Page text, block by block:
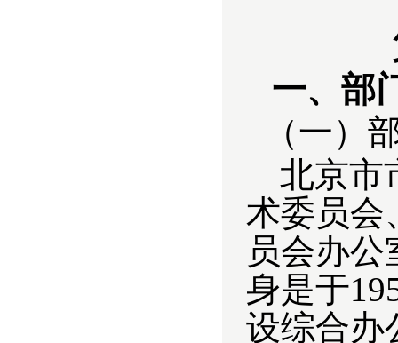
一、部
（一）
北京市
术委员会
员会办
身是于
设综合办